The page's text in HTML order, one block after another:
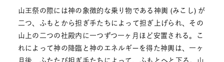
山王祭の際には神の象徴的な乗り物である神輿 (みこし) が
二つ、ふもとから担ぎ手たちによって担ぎ上げられ、その
山上の二つの社殿内に一つずつ一ヶ月ほど安置される。こ
れによって神の降臨と神のエネルギーを得た神輿は、一ヶ